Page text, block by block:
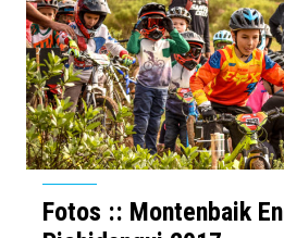
Fotos :: Montenbaik